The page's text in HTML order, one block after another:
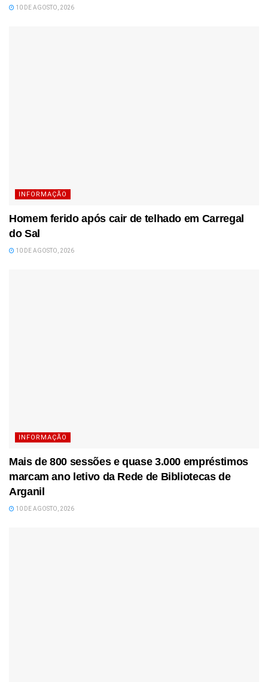
10 DE AGOSTO, 2026
INFORMAÇÃO
Homem ferido após cair de telhado em Carregal
do Sal
10 DE AGOSTO, 2026
INFORMAÇÃO
Mais de 800 sessões e quase 3.000 empréstimos
marcam ano letivo da Rede de Bibliotecas de
Arganil
10 DE AGOSTO, 2026